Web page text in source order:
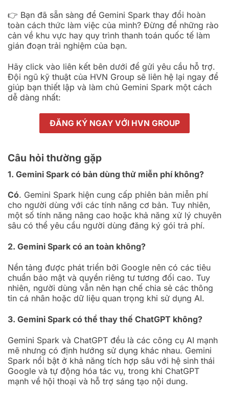
👉 Bạn đã sẵn sàng để Gemini Spark thay đổi hoàn
toàn cách thức làm việc của mình? Đừng để những rào
cản về khu vực hay quy trình thanh toán quốc tế làm
gián đoạn trải nghiệm của bạn.
Hãy click vào liên kết bên dưới để gửi yêu cầu hỗ trợ.
Đội ngũ kỹ thuật của HVN Group sẽ liên hệ lại ngay để
giúp bạn thiết lập và làm chủ Gemini Spark một cách
dễ dàng nhất:
ĐĂNG KÝ NGAY VỚI HVN GROUP
Câu hỏi thường gặp
1. Gemini Spark có bản dùng thử miễn phí không?
Có. Gemini Spark hiện cung cấp phiên bản miễn phí
cho người dùng với các tính năng cơ bản. Tuy nhiên,
một số tính năng nâng cao hoặc khả năng xử lý chuyên
sâu có thể yêu cầu người dùng đăng ký gói trả phí.
2. Gemini Spark có an toàn không?
Nền tảng được phát triển bởi Google nên có các tiêu
chuẩn bảo mật và quyền riêng tư tương đối cao. Tuy
nhiên, người dùng vẫn nên hạn chế chia sẻ các thông
tin cá nhân hoặc dữ liệu quan trọng khi sử dụng AI.
3. Gemini Spark có thể thay thế ChatGPT không?
Gemini Spark và ChatGPT đều là các công cụ AI mạnh
mẽ nhưng có định hướng sử dụng khác nhau. Gemini
Spark nổi bật ở khả năng tích hợp sâu với hệ sinh thái
Google và tự động hóa tác vụ, trong khi ChatGPT
mạnh về hội thoại và hỗ trợ sáng tạo nội dung.